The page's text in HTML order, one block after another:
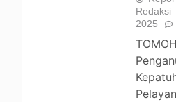
Redaksi
2025